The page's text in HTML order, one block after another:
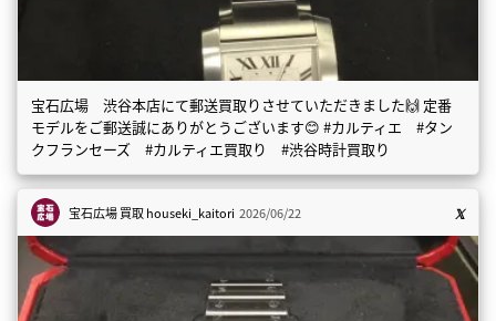
宝石広場 渋谷本店にて郵送買取りさせていただきました🙌 定番
モデルをご郵送誠にありがとうございます😊 #カルティエ #タン
クフランセーズ #カルティエ買取り #渋谷時計買取り
宝石広場 買取houseki_kaitori 2026/06/22